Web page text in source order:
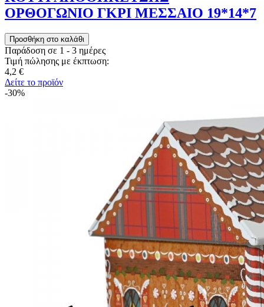
ΟΡΘΟΓΩΝΙΟ ΓΚΡΙ ΜΕΣΣΑΙΟ 19*14*7
Παράδοση σε 1 - 3 ημέρες
Τιμή πώλησης με έκπτωση:
4,2 €
Δείτε το προϊόν
-30%